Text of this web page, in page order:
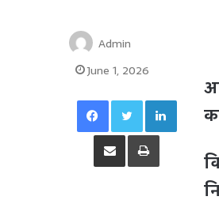
Admin
June 1, 2026
Facebook Twitter LinkedIn
Share via Email Print